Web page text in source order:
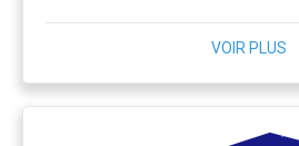
VOIR PLUS